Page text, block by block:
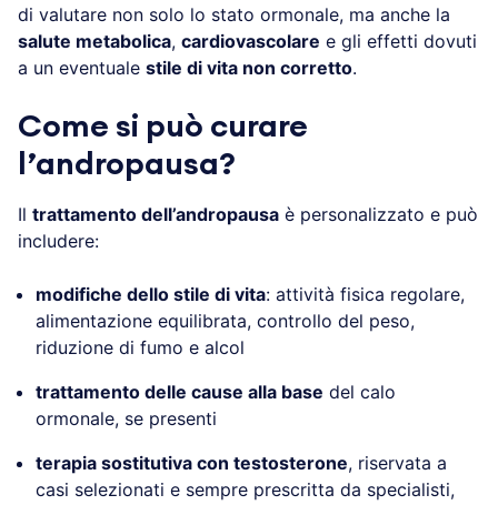
di valutare non solo lo stato ormonale, ma anche la
salute metabolica, cardiovascolare e gli effetti dovuti
a un eventuale stile di vita non corretto.
Come si può curare
l’andropausa?
Il trattamento dell’andropausa è personalizzato e può
includere:
modifiche dello stile di vita: attività fisica regolare,
alimentazione equilibrata, controllo del peso,
riduzione di fumo e alcol
trattamento delle cause alla base del calo
ormonale, se presenti
terapia sostitutiva con testosterone, riservata a
casi selezionati e sempre prescritta da specialisti,